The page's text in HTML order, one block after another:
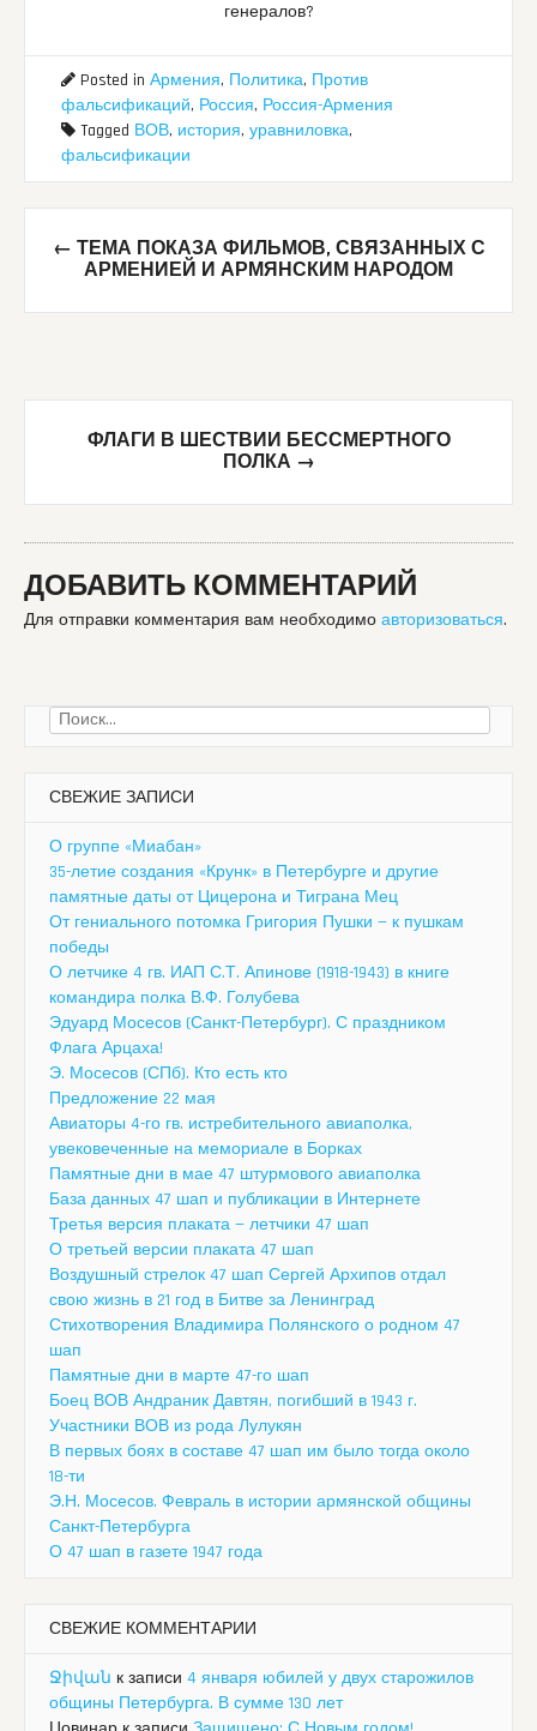
генералов?
Posted in Армения, Политика, Против
фальсификаций, Россия, Россия-Армения
Tagged ВОВ, история, уравниловка,
фальсификации
Post
navigation
← ТЕМА ПОКАЗА ФИЛЬМОВ, СВЯЗАННЫХ С
АРМЕНИЕЙ И АРМЯНСКИМ НАРОДОМ
ФЛАГИ В ШЕСТВИИ БЕССМЕРТНОГО
ПОЛКА →
ДОБАВИТЬ КОММЕНТАРИЙ
Для отправки комментария вам необходимо авторизоваться.
Найти:
СВЕЖИЕ ЗАПИСИ
О группе «Миабан»
35-летие создания «Крунк» в Петербурге и другие
памятные даты от Цицерона и Тиграна Мец
От гениального потомка Григория Пушки — к пушкам
победы
О летчике 4 гв. ИАП С.Т. Апинове (1918-1943) в книге
командира полка В.Ф. Голубева
Эдуард Мосесов (Санкт-Петербург). С праздником
Флага Арцаха!
Э. Мосесов (СПб). Кто есть кто
Предложение 22 мая
Авиаторы 4-го гв. истребительного авиаполка,
увековеченные на мемориале в Борках
Памятные дни в мае 47 штурмового авиаполка
База данных 47 шап и публикации в Интернете
Третья версия плаката — летчики 47 шап
О третьей версии плаката 47 шап
Воздушный стрелок 47 шап Сергей Архипов отдал
свою жизнь в 21 год в Битве за Ленинград
Стихотворения Владимира Полянского о родном 47
шап
Памятные дни в марте 47-го шап
Боец ВОВ Андраник Давтян, погибший в 1943 г.
Участники ВОВ из рода Лулукян
В первых боях в составе 47 шап им было тогда около
18-ти
Э.Н. Мосесов. Февраль в истории армянской общины
Санкт-Петербурга
О 47 шап в газете 1947 года
СВЕЖИЕ КОММЕНТАРИИ
Ջիվան к записи 4 января юбилей у двух старожилов
общины Петербурга. В сумме 130 лет